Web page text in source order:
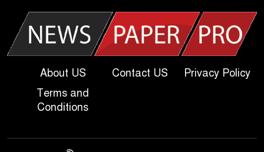
খুবি সি ইউনিট ভর্তি পরীক্ষার প্রশ্ন
২০২৫ | KU C Unit Admission
Question
About US Contact US
Privacy Policy
Terms and
Conditions